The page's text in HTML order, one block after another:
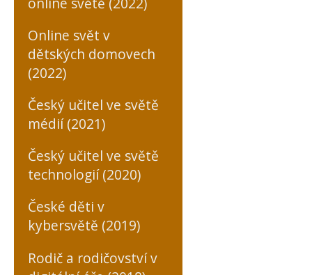
Online svět v
dětských domovech
(2022)
Český učitel ve světě
médií (2021)
Český učitel ve světě
technologií (2020)
České děti v
kybersvětě (2019)
Rodič a rodičovství v